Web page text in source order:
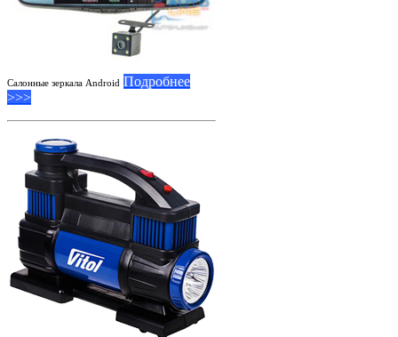
Салонные зеркала Android Подробнее
>>>